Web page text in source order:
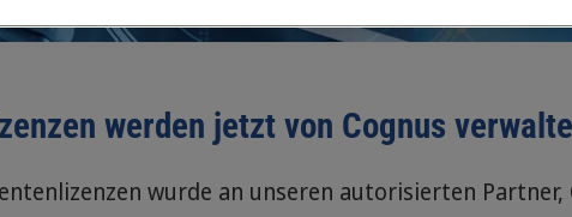
werden jetzt von Cognus
wurde an unseren autorisierten